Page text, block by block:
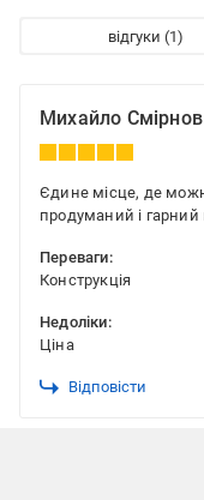
відгуки
Михайло Смірнов
Єдине місце, де
продуманий і гарний
Переваги:
Конструкція
Недоліки:
Ціна
Відповісти